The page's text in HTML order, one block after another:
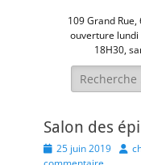
109 Grand
ouverture lundi
18H30,
Rechercher :
Salon des
Posted
on
25 juin 2019